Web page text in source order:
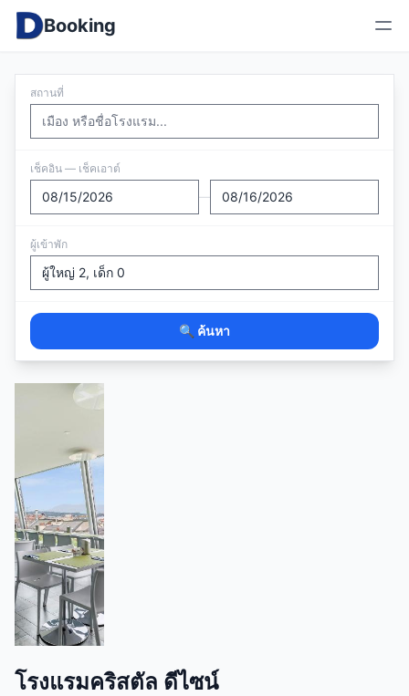
Booking
สถานที่
เช็คอิน — เช็คเอาต์
—
ผู้เข้าพัก
🔍 ค้นหา
โรงแรมคริสตัล ดีไซน์